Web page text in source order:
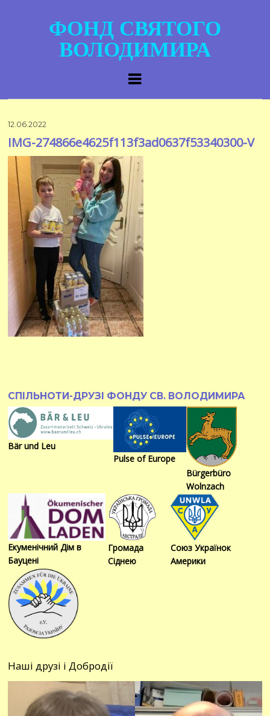
ФОНД СВЯТОГО
ВОЛОДИМИРА
12.06.2022
IMG-274866e4625f113f3ad0637f53340300-V
СПІЛЬНОТИ-ДРУЗІ ФОНДУ СВ. ВОЛОДИМИРА
Bär und Leu
Pulse of Europe
Bürgerbüro
Wolnzach
Екуменічний Дім в
Бауцені
Громада
Сіднею
Союз Українок
Америки
Наші друзі і Добродії